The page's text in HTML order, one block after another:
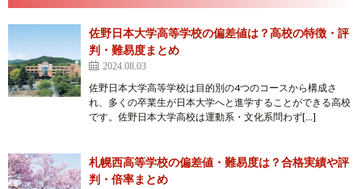
佐野日本大学高等学校の偏差値は？高校の特徴・評
判・難易度まとめ
2024.08.03
佐野日本大学高等学校は目的別の4つのコースから構成さ
れ、多くの卒業生が日本大学へと進学することができる高校
です。佐野日本大学高校は運動系・文化系問わず[…]
札幌西高等学校の偏差値・難易度は？合格実績や評
判・倍率まとめ